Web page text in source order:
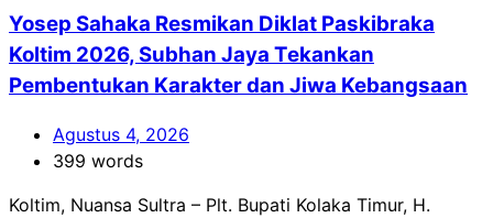
Yosep Sahaka Resmikan Diklat Paskibraka
Koltim 2026, Subhan Jaya Tekankan
Pembentukan Karakter dan Jiwa Kebangsaan
Agustus 4, 2026
399 words
Koltim, Nuansa Sultra – Plt. Bupati Kolaka Timur, H.